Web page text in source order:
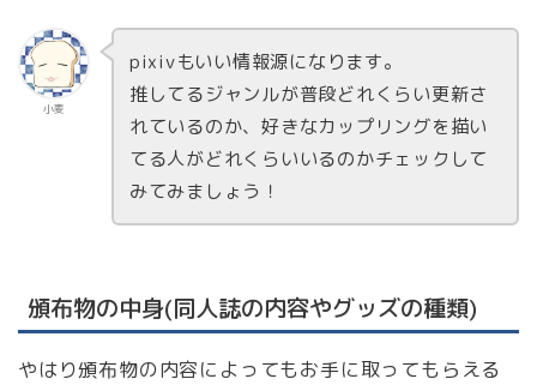
小麦
pixivもいい情報源になります。
推してるジャンルが普段どれくらい更新さ
れているのか、好きなカップリングを描い
てる人がどれくらいいるのかチェックして
みてみましょう！
頒布物の中身(同人誌の内容やグッズの種類)
やはり頒布物の内容によってもお手に取ってもらえる